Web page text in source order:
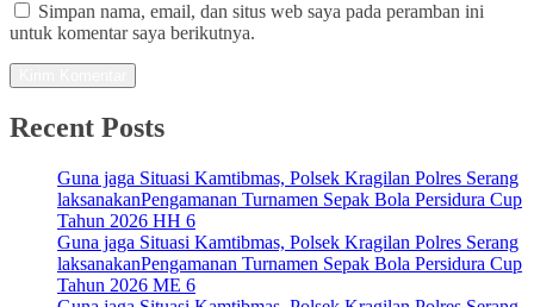
Simpan nama, email, dan situs web saya pada peramban ini
untuk komentar saya berikutnya.
Recent Posts
Guna jaga Situasi Kamtibmas, Polsek Kragilan Polres Serang
laksanakanPengamanan Turnamen Sepak Bola Persidura Cup
Tahun 2026 HH 6
Guna jaga Situasi Kamtibmas, Polsek Kragilan Polres Serang
laksanakanPengamanan Turnamen Sepak Bola Persidura Cup
Tahun 2026 ME 6